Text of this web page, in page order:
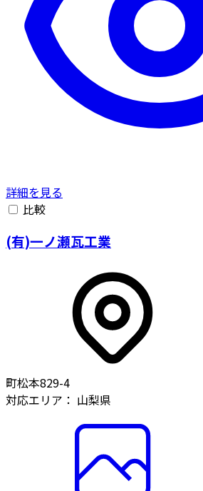
詳細を見る
比較
(有)一ノ瀬瓦工業
町松本829-4
対応エリア： 山梨県